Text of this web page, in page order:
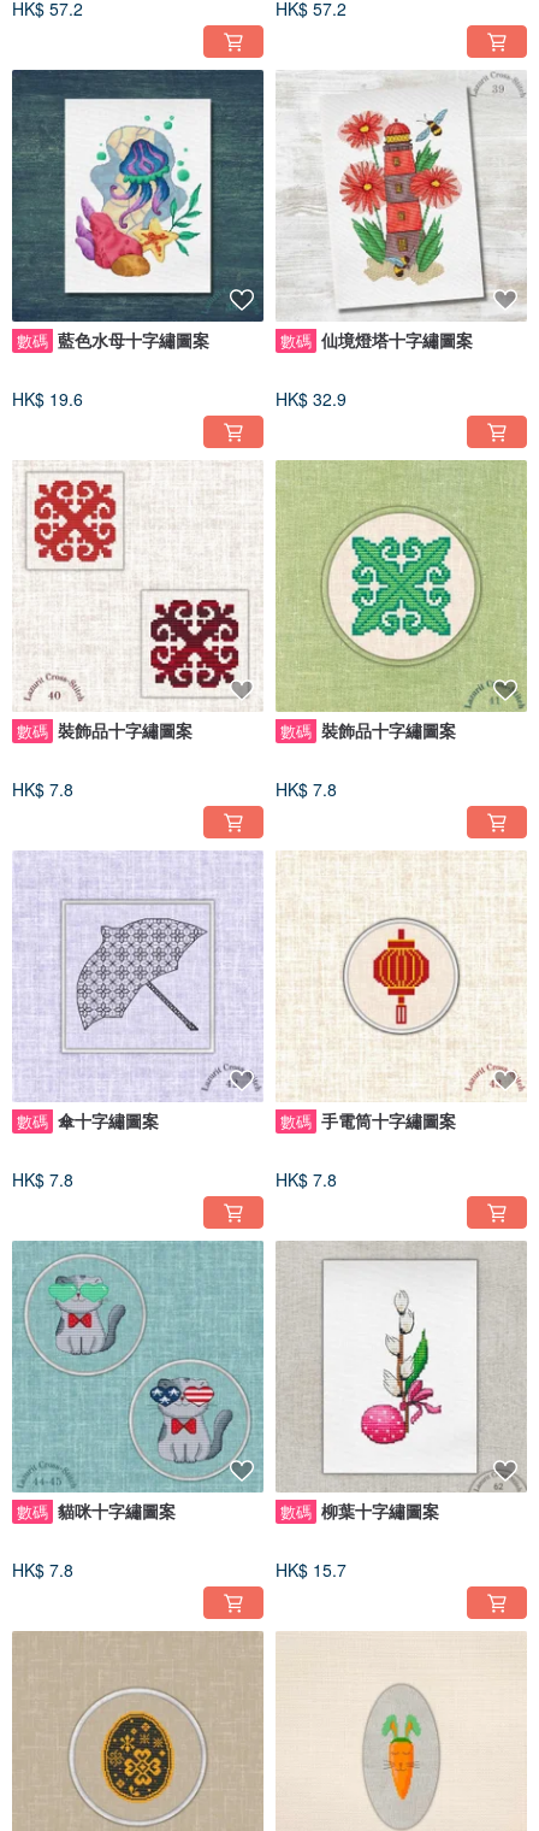
HK$ 57.2 HK$ 57.2
數碼 藍色水母十字繡圖案
HK$ 19.6
數碼 仙境燈塔十字繡圖案
HK$ 32.9
數碼 裝飾品十字繡圖案
HK$ 7.8
數碼 裝飾品十字繡圖案
HK$ 7.8
數碼 傘十字繡圖案
HK$ 7.8
數碼 手電筒十字繡圖案
HK$ 7.8
數碼 貓咪十字繡圖案
HK$ 7.8
數碼 柳葉十字繡圖案
HK$ 15.7